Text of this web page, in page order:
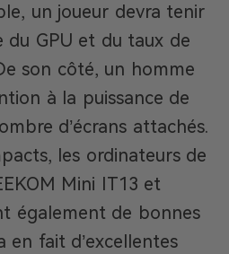
un joueur devra tenir
GPU et du taux de
son côté, un homme
à la puissance de
d’écrans attachés.
les ordinateurs de
Mini IT13 et
également de bonnes
en fait d’excellentes